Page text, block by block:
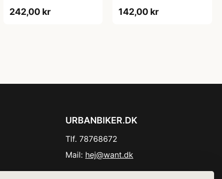
242,00 kr 142,00 kr
URBANBIKER.DK
Tlf. 78768672
Mail: hej@want.dk